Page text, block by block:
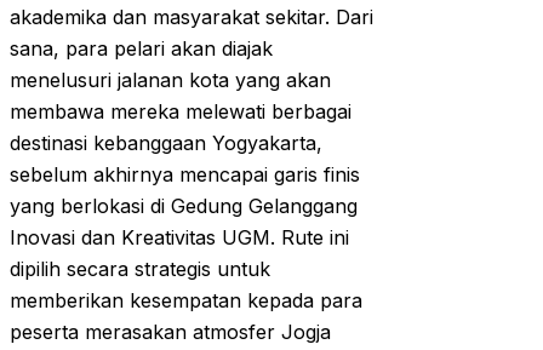
akademika dan masyarakat sekitar. Dari
sana, para pelari akan diajak
menelusuri jalanan kota yang akan
membawa mereka melewati berbagai
destinasi kebanggaan Yogyakarta,
sebelum akhirnya mencapai garis finis
yang berlokasi di Gedung Gelanggang
Inovasi dan Kreativitas UGM. Rute ini
dipilih secara strategis untuk
memberikan kesempatan kepada para
peserta merasakan atmosfer Jogja